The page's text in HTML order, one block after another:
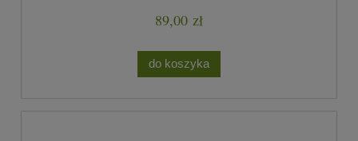
89,00 zł
do koszyka